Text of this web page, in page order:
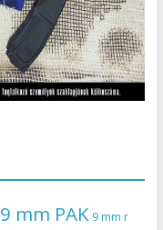
9 mm PAK 9 mm r